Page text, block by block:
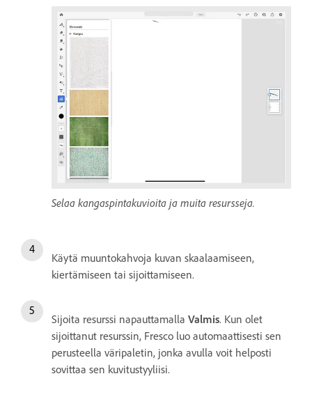
Selaa kangaspintakuvioita ja muita resursseja.
Käytä muuntokahvoja kuvan skaalaamiseen,
kiertämiseen tai sijoittamiseen.
Sijoita resurssi napauttamalla Valmis. Kun olet
sijoittanut resurssin, Fresco luo automaattisesti sen
perusteella väripaletin, jonka avulla voit helposti
sovittaa sen kuvitustyyliisi.